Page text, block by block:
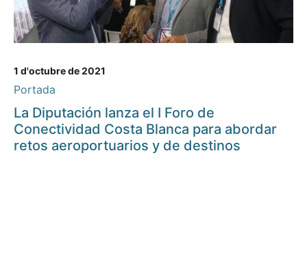
1 d'octubre de 2021
Portada
La Diputación lanza el I Foro de
Conectividad Costa Blanca para abordar
retos aeroportuarios y de destinos